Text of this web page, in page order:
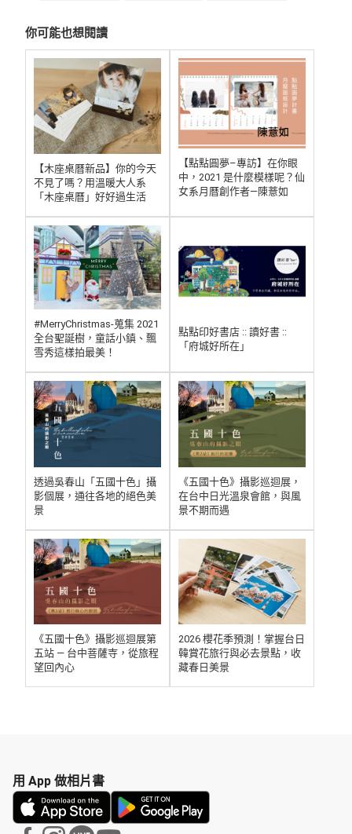
你可能也想閱讀
【木座桌曆新品】你的今天
不見了嗎？用溫暖大人系
「木座桌曆」好好過生活
【點點圓夢–專訪】在你眼
中，2021 是什麼模樣呢？仙
女系月曆創作者—陳薏如
#MerryChristmas-蒐集 2021
全台聖誕樹，童話小鎮、飄
雪秀這樣拍最美！
點點印好書店 :: 讀好書 ::
「府城好所在」
透過吳春山「五國十色」攝
影個展，通往各地的絕色美
景
《五國十色》攝影巡迴展，
在台中日光溫泉會館，與風
景不期而遇
《五國十色》攝影巡迴展第
五站 — 台中菩薩寺，從旅程
望回內心
2026 櫻花季預測！掌握台日
韓賞花旅行與必去景點，收
藏春日美景
用 App 做相片書